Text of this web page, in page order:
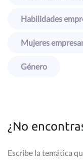
Habilidades
Mujeres
Género
¿No
Escribe la temática